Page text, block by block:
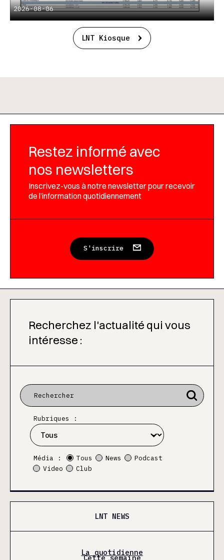
2026-08-06
LNT Kiosque
Restez informé avec
nos newsletters
Inscrivez-vous à notre newsletter pour recevoir
de l’information quotidiennement
S'inscrire
Recherchez l'actualité qui vous
intéresse :
Rubriques :
Média : Tous News
Podcast
Video
Club
LNT NEWS
La quotidienne
Cette semaine